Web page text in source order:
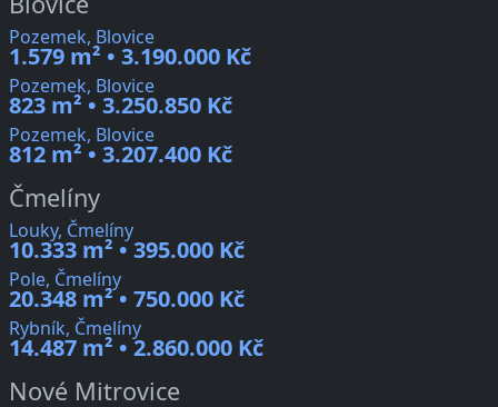
Pozemek, Blovice
1.579 m² • 3.190.000 Kč
Pozemek, Blovice
823 m² • 3.250.850 Kč
Pozemek, Blovice
812 m² • 3.207.400 Kč
Čmelíny
Louky, Čmelíny
10.333 m² • 395.000 Kč
Pole, Čmelíny
20.348 m² • 750.000 Kč
Rybník, Čmelíny
14.487 m² • 2.860.000 Kč
Nové Mitrovice